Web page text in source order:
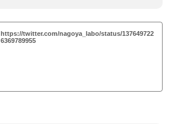
https://twitter.com/nagoya_labo/status/137649722
6369789955